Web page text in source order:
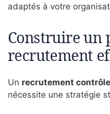
adaptés à votre
Construire un
recrutement
Un recrutement
nécessite une stratégie